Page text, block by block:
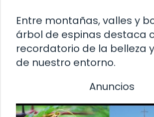
Entre montañas, valles y
árbol de espinas destaca
recordatorio de la belleza
de nuestro entorno.
Anuncios